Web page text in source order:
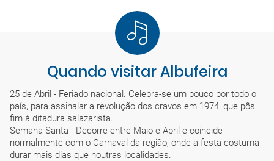
Quando visitar Albufeira
25 de Abril - Feriado nacional. Celebra-se um pouco por todo o
país, para assinalar a revolução dos cravos em 1974, que pôs
fim à ditadura salazarista.
Semana Santa - Decorre entre Maio e Abril e coincide
normalmente com o Carnaval da região, onde a festa costuma
durar mais dias que noutras localidades.